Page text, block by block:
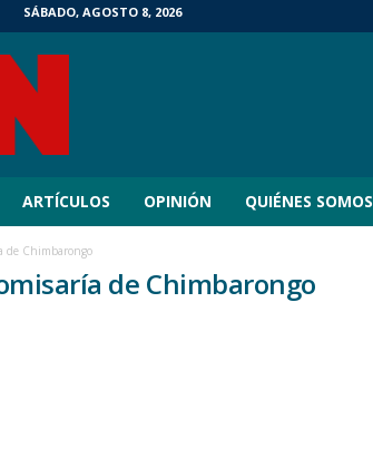
SÁBADO, AGOSTO 8, 2026
ARTÍCULOS OPINIÓN QUIÉNES SOMOS
de Chimbarongo
de Chimbarongo